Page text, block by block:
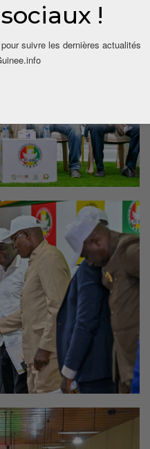
!
suivre les dernières actualités